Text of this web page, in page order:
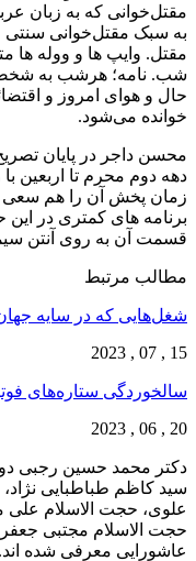
مقتل‌خوانی که به زبان
به سبک مقتل‌خوانی سنتی
مقتل. وایپ ها و ووله ها
شب. نامه؛ هرشب به
حال و هوای امروز و
خوانده می‌شود.
محسن داجر در پایان
زمان پخش آن را هم سعی
قسمت آن به روی آنتن
مطالب مرتبط
شغل‌‌هایی که در سایه
15 , 07 , 2023
سالخوردگی ستاره‌های
20 , 06 , 2023
دکتر محمد حسین رجبی
سید کاظم طباطبایی
علوی، حجت الاسلام
حجت الاسلام مجتبی
عاشورایی معرفی شده اند.